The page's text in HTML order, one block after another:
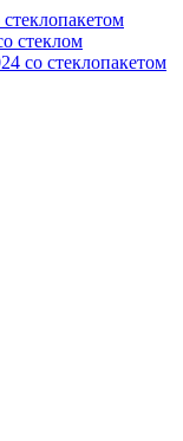
стеклом
со стеклопакетом